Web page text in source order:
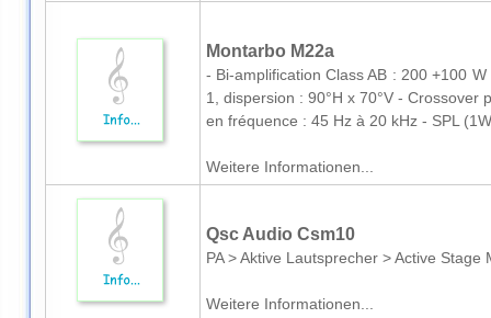
Montarbo M22a
- Bi-amplification Class AB : 200 +100
1, dispersion : 90°H x 70°V - Crossover
en fréquence : 45 Hz à 20 kHz - SPL
Weitere Informationen...
Qsc Audio Csm10
PA > Aktive Lautsprecher > Active Stage
Weitere Informationen...